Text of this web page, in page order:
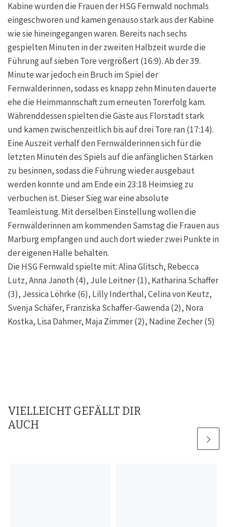
Kabine wurden die Frauen der HSG Fernwald nochmals
eingeschworen und kamen genauso stark aus der Kabine
wie sie hineingegangen waren. Bereits nach sechs
gespielten Minuten in der zweiten Halbzeit wurde die
Führung auf sieben Tore vergrößert (16:9). Ab der 39.
Minute war jedoch ein Bruch im Spiel der
Fernwälderinnen, sodass es knapp zehn Minuten dauerte
ehe die Heimmannschaft zum erneuten Torerfolg kam.
Währenddessen spielten die Gäste aus Florstadt stark
und kamen zwischenzeitlich bis auf drei Tore ran (17:14).
Eine Auszeit verhalf den Fernwälderinnen sich für die
letzten Minuten des Spiels auf die anfänglichen Stärken
zu besinnen, sodass die Führung wieder ausgebaut
werden konnte und am Ende ein 23:18 Heimsieg zu
verbuchen ist. Dieser Sieg war eine absolute
Teamleistung. Mit derselben Einstellung wollen die
Fernwälderinnen am kommenden Samstag die Frauen aus
Marburg empfangen und auch dort wieder zwei Punkte in
der eigenen Halle behalten.
Die HSG Fernwald spielte mit: Alina Glitsch, Rebecca
Lutz, Anna Janoth (4), Jule Leitner (1), Katharina Schaffer
(3), Jessica Löhrke (6), Lilly Inderthal, Celina von Keutz,
Svenja Schäfer, Franziska Schaffer-Gawenda (2), Nora
Kostka, Lisa Dahmer, Maja Zimmer (2), Nadine Zecher (5)
VIELLEICHT GEFÄLLT DIR
AUCH